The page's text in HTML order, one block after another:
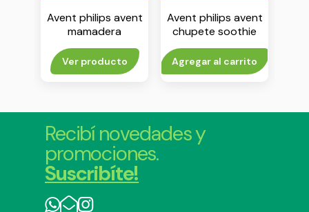
Avent philips avent
mamadera
anticolicos con
sistema air free x
260 ml
Ver producto
Avent philips avent
chupete soothie
liso 0-6 m nene env
x 2
Agregar al carrito
Recibí novedades y
promociones.
Suscribíte!